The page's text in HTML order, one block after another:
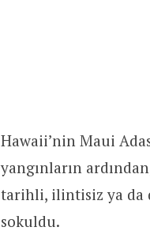
Hawaii’nin Maui
yangınların
tarihli, ilintisiz ya da
sokuldu.